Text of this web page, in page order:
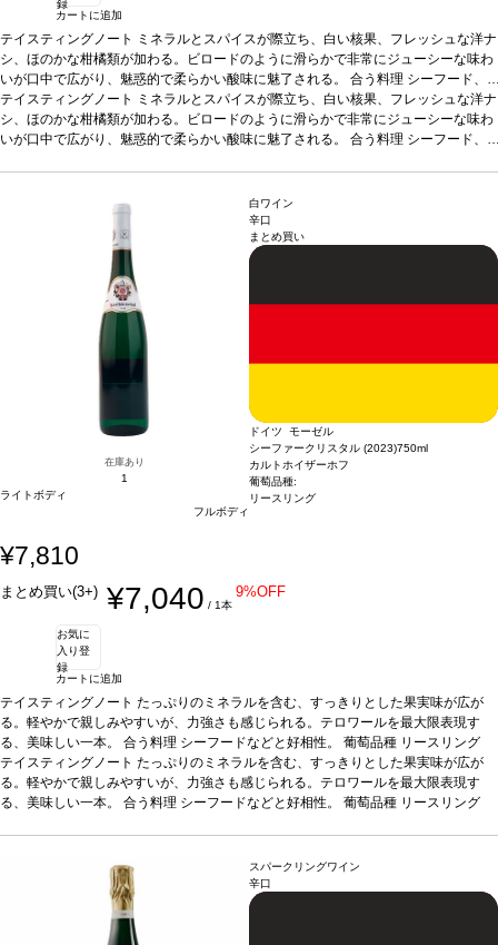
録
カートに追加
テイスティングノート
ミネラルとスパイスが際立ち、白い核果、フレッシュな洋ナ
シ、ほのかな柑橘類が加わる。ビロードのように滑らかで非常にジューシーな味わ
いが口中で広がり、魅惑的で柔らかい酸味に魅了される。 合う料理 シーフード、
ローストチキンなどと好相性。葡萄品種リースリング
テイスティングノート
ミネラルとスパイスが際立ち、白い核果、フレッシュな洋ナ
シ、ほのかな柑橘類が加わる。ビロードのように滑らかで非常にジューシーな味わ
いが口中で広がり、魅惑的で柔らかい酸味に魅了される。 合う料理 シーフード、
在庫あり
1
ライトボディ
フルボディ
白ワイン
辛口
まとめ買い
ドイツ モーゼル
シーファークリスタル (2023)750ml
カルトホイザーホフ
葡萄品種:
リースリング
¥7,810
まとめ買い(3+) ¥7,040 / 1本
9%OFF
お気に
入り登
録
カートに追加
テイスティングノート たっぷりのミネラルを含む、すっきりとした果実味が広が
る。軽やかで親しみやすいが、力強さも感じられる。テロワールを最大限表現す
る、美味しい一本。 合う料理 シーフードなどと好相性。 葡萄品種 リースリング
テイスティングノート たっぷりのミネラルを含む、すっきりとした果実味が広が
る。軽やかで親しみやすいが、力強さも感じられる。テロワールを最大限表現す
る、美味しい一本。 合う料理 シーフードなどと好相性。 葡萄品種 リースリング
スパークリングワイン
辛口